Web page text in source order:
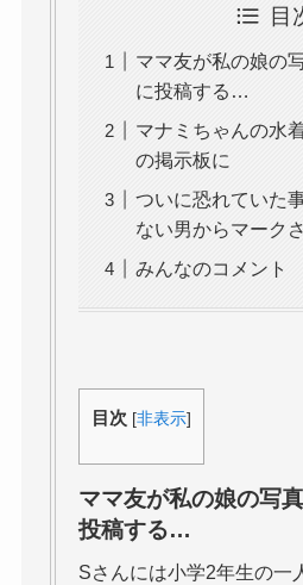
目
ママ友が私の娘の
に投稿する…
マナミちゃんの水
の掲示板に
ついに恐れていた
ない男からマーク
みんなのコメント
目次 [非表示]
ママ友が私の娘の写
投稿する…
Sさんには小学2年生の一